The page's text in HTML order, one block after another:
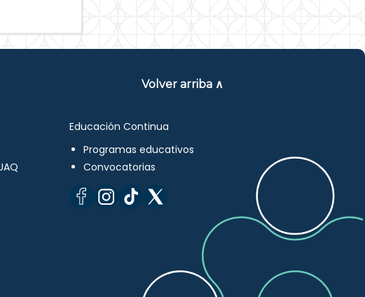
Volver arriba ∧
Educación Continua
Programas educativos
Convocatorias